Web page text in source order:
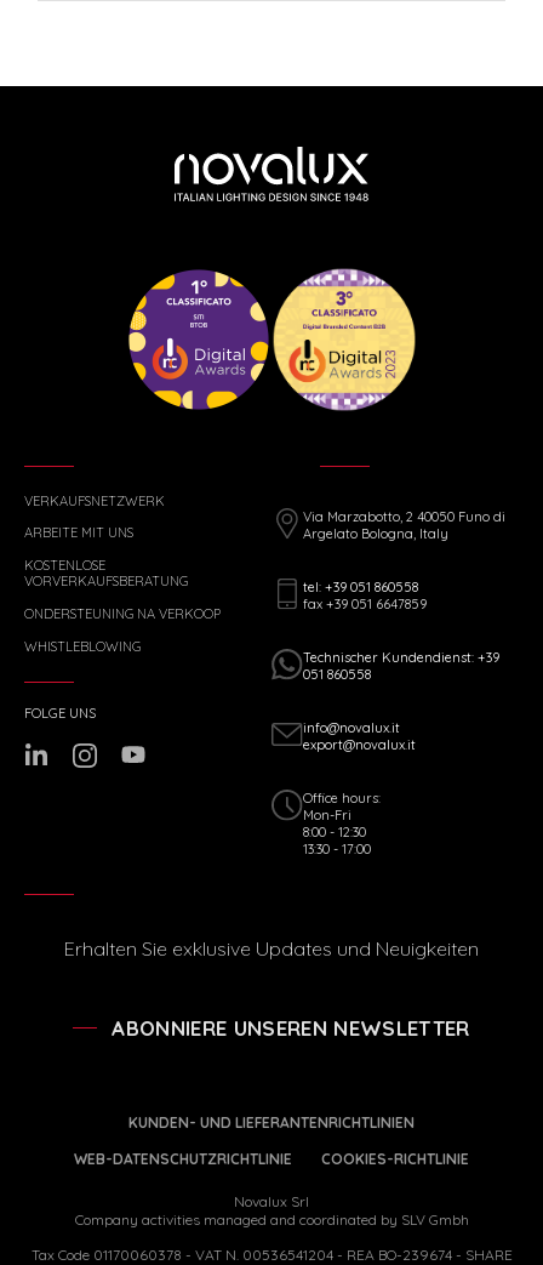
VERKAUFSNETZWERK
ARBEITE MIT UNS
KOSTENLOSE
VORVERKAUFSBERATUNG
ONDERSTEUNING NA VERKOOP
WHISTLEBLOWING
Via Marzabotto, 2 40050 Funo di
Argelato Bologna, Italy
tel: +39 051 860558
fax +39 051 6647859
Technischer Kundendienst: +39
051 860558
info@novalux.it
export@novalux.it
Office hours:
Mon-Fri
8:00 - 12:30
13:30 - 17:00
FOLGE UNS
Erhalten Sie exklusive Updates und Neuigkeiten
ABONNIERE UNSEREN NEWSLETTER
KUNDEN- UND LIEFERANTENRICHTLINIEN
WEB-DATENSCHUTZRICHTLINIE
COOKIES-RICHTLINIE
Novalux Srl
Company activities managed and coordinated by SLV Gmbh
Tax Code 01170060378 - VAT N. 00536541204 - REA BO-239674 - SHARE